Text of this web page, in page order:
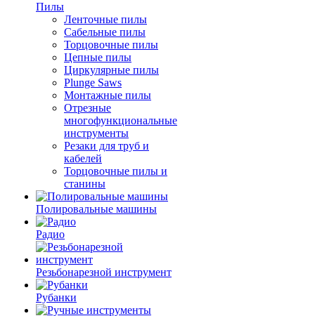
Пилы
Ленточные пилы
Сабельные пилы
Торцовочные пилы
Цепные пилы
Циркулярные пилы
Plunge Saws
Монтажные пилы
Отрезные
многофункциональные
инструменты
Резаки для труб и
кабелей
Торцовочные пилы и
станины
Полировальные машины
Радио
Резьбонарезной инструмент
Рубанки